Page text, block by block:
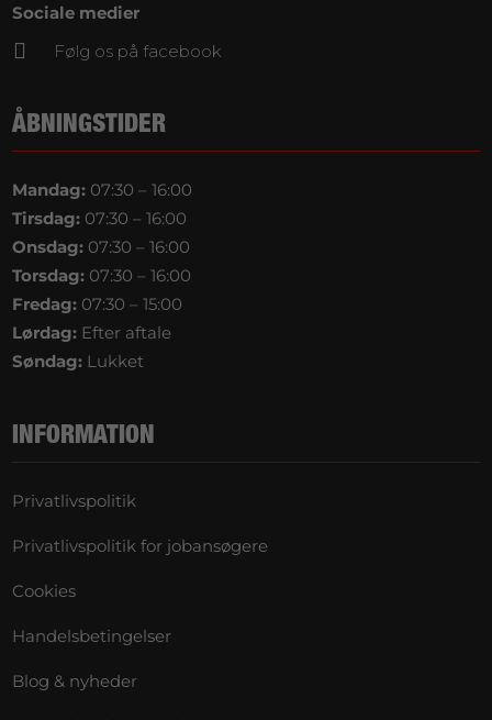
Sociale medier
 Følg os på facebook
ÅBNINGSTIDER
Mandag: 07:30 – 16:00
Tirsdag: 07:30 – 16:00
Onsdag: 07:30 – 16:00
Torsdag: 07:30 – 16:00
Fredag: 07:30 – 15:00
Lørdag: Efter aftale
Søndag: Lukket
INFORMATION
Privatlivspolitik
Privatlivspolitik for jobansøgere
Cookies
Handelsbetingelser
Blog & nyheder